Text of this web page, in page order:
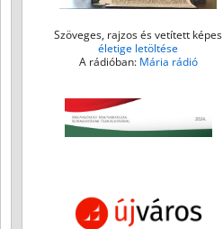
Szöveges, rajzos és vetített képes
életige letöltése
A rádióban: Mária rádió